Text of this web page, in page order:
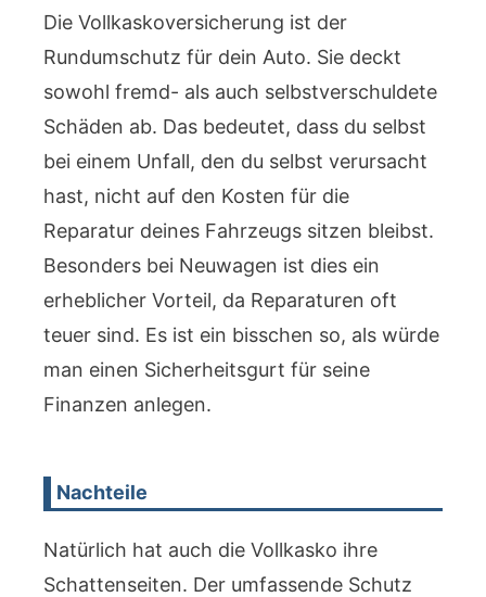
Die Vollkaskoversicherung ist der
Rundumschutz für dein Auto. Sie deckt
sowohl fremd- als auch selbstverschuldete
Schäden ab. Das bedeutet, dass du selbst
bei einem Unfall, den du selbst verursacht
hast, nicht auf den Kosten für die
Reparatur deines Fahrzeugs sitzen bleibst.
Besonders bei Neuwagen ist dies ein
erheblicher Vorteil, da Reparaturen oft
teuer sind. Es ist ein bisschen so, als würde
man einen Sicherheitsgurt für seine
Finanzen anlegen.
Nachteile
Natürlich hat auch die Vollkasko ihre
Schattenseiten. Der umfassende Schutz